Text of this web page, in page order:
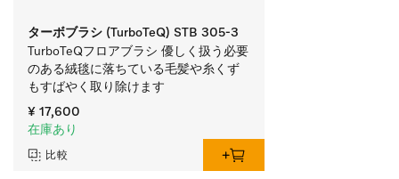
ターボブラシ (TurboTeQ) STB 305-3
TurboTeQフロアブラシ 優しく扱う必要
のある絨毯に落ちている毛髪や糸くず
もすばやく取り除けます
¥ 17,600
在庫あり
比較